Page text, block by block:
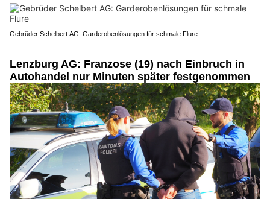
Gebrüder Schelbert AG: Garderobenlösungen für schmale Flure
Lenzburg AG: Franzose (19) nach Einbruch in
Autohandel nur Minuten später festgenommen